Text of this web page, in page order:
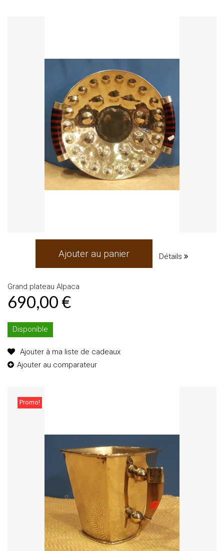
Ajouter au panier Détails
Grand plateau Alpaca
690,00 €
Disponible
Ajouter à ma liste de cadeaux
Ajouter au comparateur
Promo!